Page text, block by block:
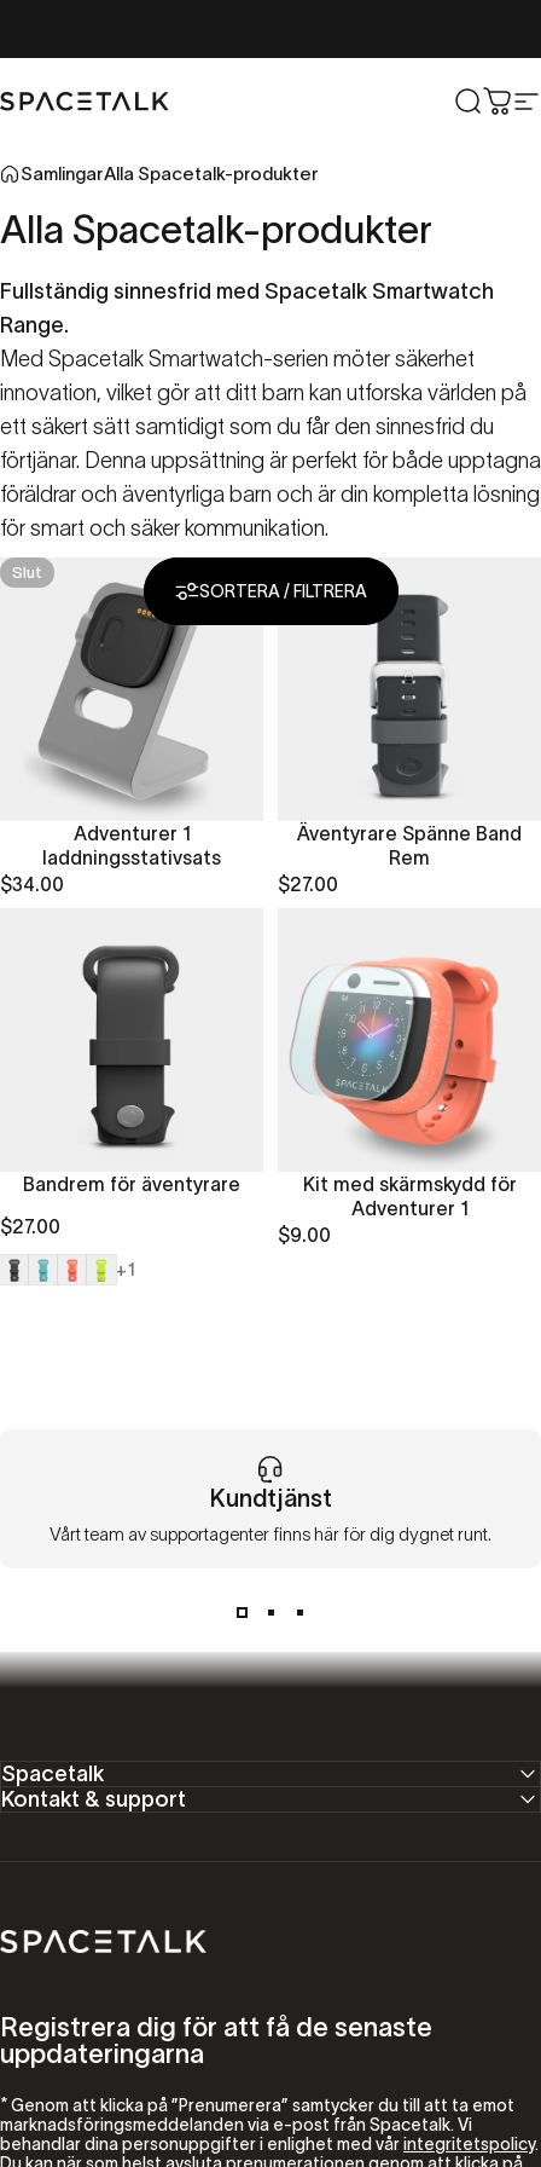
Spacetalk Sök
SamlingarAlla Spacetalk-produkter
Alla Spacetalk-produkter
Fullständig sinnesfrid med Spacetalk Smartwatch
Range.
Med Spacetalk Smartwatch-serien möter säkerhet
innovation, vilket gör att ditt barn kan utforska världen på
ett säkert sätt samtidigt som du får den sinnesfrid du
förtjänar. Denna uppsättning är perfekt för både upptagna
föräldrar och äventyrliga barn och är din kompletta lösning
för smart och säker kommunikation.
SORTERA / FILTRERA
Slut
Adventurer 1
laddningsstativsats
$34.00
Äventyrare Spänne Band
Rem
$27.00
Bandrem för äventyrare
$27.00
Midnatt
Ocean
Korall
Lime
+1
Kit med skärmskydd för
Adventurer 1
$9.00
Kundtjänst
Vårt team av supportagenter finns här för dig dygnet runt.
Spacetalk
Kontakt & support
Spacetalk
Registrera dig för att få de senaste
uppdateringarna
* Genom att klicka på ”Prenumerera” samtycker du till att ta emot
marknadsföringsmeddelanden via e-post från Spacetalk. Vi
behandlar dina personuppgifter i enlighet med vårintegritetspolicy.